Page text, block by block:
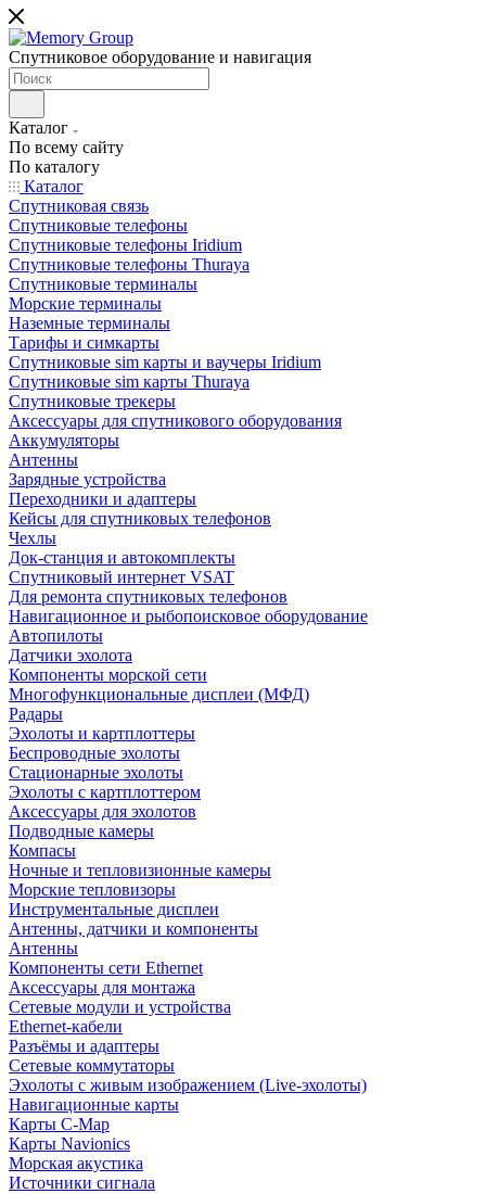
Спутниковое оборудование и навигация
Каталог
По всему сайту
По каталогу
Каталог
Спутниковая связь
Спутниковые телефоны
Спутниковые телефоны Iridium
Спутниковые телефоны Thuraya
Спутниковые терминалы
Морские терминалы
Наземные терминалы
Тарифы и симкарты
Спутниковые sim карты и ваучеры Iridium
Спутниковые sim карты Thuraya
Спутниковые трекеры
Аксессуары для спутникового оборудования
Аккумуляторы
Антенны
Зарядные устройства
Переходники и адаптеры
Кейсы для спутниковых телефонов
Чехлы
Док-станция и автокомплекты
Спутниковый интернет VSAT
Для ремонта спутниковых телефонов
Навигационное и рыбопоисковое оборудование
Автопилоты
Датчики эхолота
Компоненты морской сети
Многофункциональные дисплеи (МФД)
Радары
Эхолоты и картплоттеры
Беспроводные эхолоты
Стационарные эхолоты
Эхолоты с картплоттером
Аксессуары для эхолотов
Подводные камеры
Компасы
Ночные и тепловизионные камеры
Морские тепловизоры
Инструментальные дисплеи
Антенны, датчики и компоненты
Антенны
Компоненты сети Ethernet
Аксессуары для монтажа
Сетевые модули и устройства
Ethernet-кабели
Разъёмы и адаптеры
Сетевые коммутаторы
Эхолоты с живым изображением (Live-эхолоты)
Навигационные карты
Карты C-Map
Карты Navionics
Морская акустика
Источники сигнала